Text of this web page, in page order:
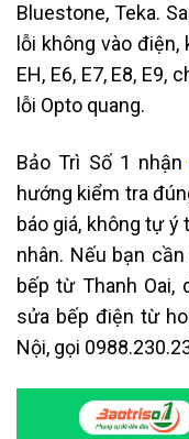
Bluestone, Teka.
lỗi không vào điện,
EH, E6, E7, E8,
lỗi Opto quang.
Bảo Trì Số 1
hướng kiểm tra
báo giá, không tự
nhân. Nếu bạn
bếp từ Thanh Oai,
sửa bếp điện từ
Nội, gọi